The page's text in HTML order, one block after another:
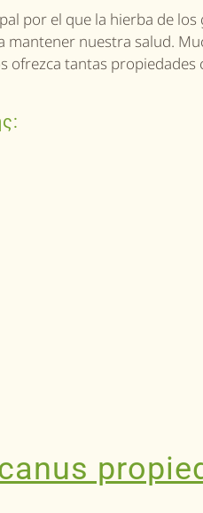
por el que la hierba de los
mantener nuestra salud.
ofrezca tantas propiedades